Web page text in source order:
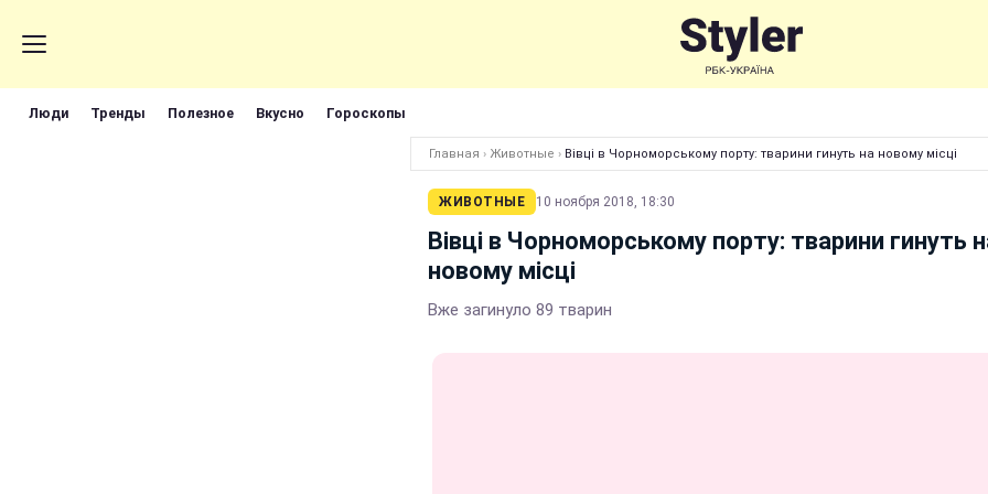
Люди Тренды Полезное Вкусно Гороскопы
Главная › Животные › Вівці в Чорноморському порту: тварини гинуть на новому місці
ЖИВОТНЫЕ 10 ноября 2018, 18:30
Вівці в Чорноморському порту: тварини гинуть
новому місці
Вже загинуло 89 тварин